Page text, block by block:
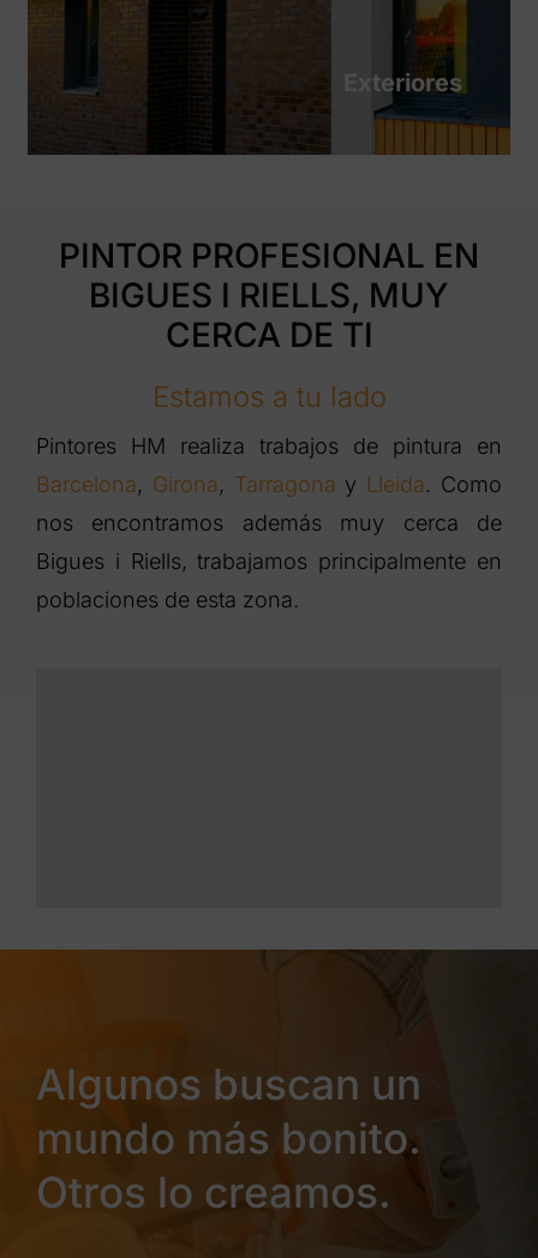
Exteriores
PINTOR PROFESIONAL EN
BIGUES I RIELLS, MUY
CERCA DE TI
Estamos a tu lado
Pintores HM realiza trabajos de pintura en
Barcelona, Girona, Tarragona y Lleida. Como
nos encontramos además muy cerca de
Bigues i Riells, trabajamos principalmente en
poblaciones de esta zona.
Algunos buscan un
mundo más bonito.
Otros lo creamos.